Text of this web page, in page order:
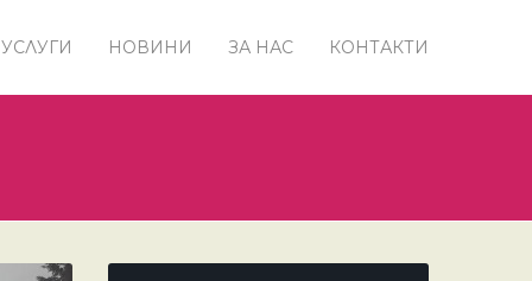
УСЛУГИ НОВИНИ ЗА НАС КОНТАКТИ